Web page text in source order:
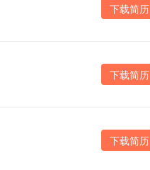
下载简历
下载简历
下载简历